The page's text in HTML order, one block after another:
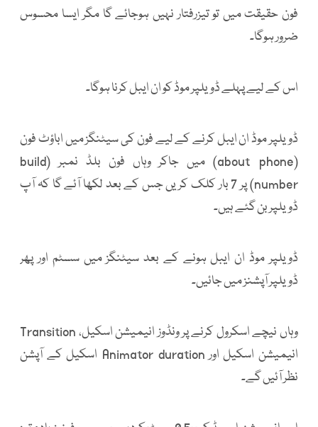
فون حقیقت میں تو تیزرفتار نہیں ہوجائے گا مگر ایسا محسوس
ضرور ہوگا۔
اس کے لیے پہلے ڈویلپر موڈ کو ان ایبل کرنا ہوگا۔
ڈویلپر موڈ ان ایبل کرنے کے لیے فون کی سیٹنگز میں اباؤٹ فون
(about phone) میں جاکر وہاں فون بلڈ نمبر (build
number) پر 7 بار کلک کریں جس کے بعد لکھا آئے گا کہ آپ
ڈویلپر بن گئے ہیں۔
ڈویلپر موڈ ان ایبل ہونے کے بعد سیٹنگز میں سسٹم اور پھر
ڈویلپر آپشنز میں جائیں۔
وہاں نیچے اسکرول کرنے پر ونڈوز انیمیشن اسکیل، Transition
انیمیشن اسکیل اور Animator duration اسکیل کے آپشن
نظر آئیں گے۔